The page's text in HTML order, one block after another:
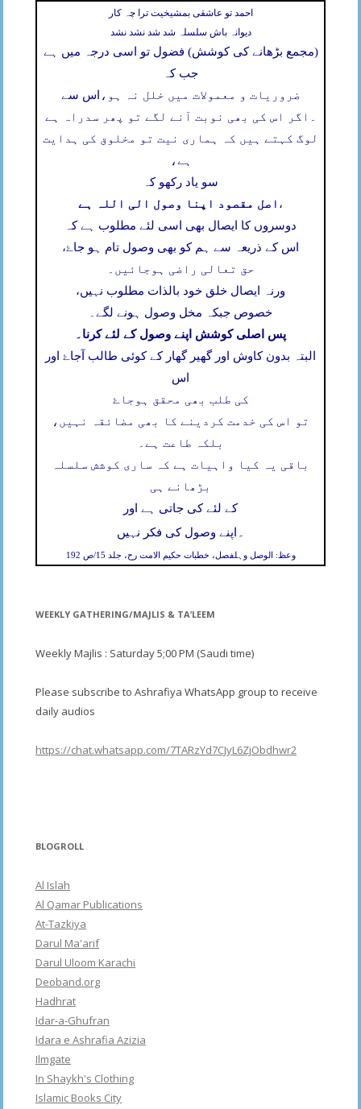
احمد تو عاشقی بمشیخیت ترا چہ کار
دیوانہ باش سلسلہ شد شد نشد نشد
(مجمع بڑھانے کی کوشش) فضول تو اسی درجہ میں ہے
جب کہ
اس سے ضروریات و معمولات میں خلل نہ ہو،
اگر اس کی بھی نوبت آنے لگے تو پھر سدراہ ہے
لوگ کہتے ہیں کہ ہماری نیت تو مخلوق کی ہدایت
ہے،
سو یاد رکھو کہ
اصل مقصود اپنا وصول الی اللہ ہے ،
دوسروں کا ایصال بھی اسی لئے مطلوب ہے کہ
اس کے ذریعہ سے ہم کو بھی وصول تام ہو جاۓ،
حق تعالی راضی ہوجائیں۔
ورنہ ایصال خلق خود بالذات مطلوب نہیں،
خصوص جبکہ مخل وصول ہونے لگے۔
پس اصلی کوشش اپنے وصول کے لئے کرنا۔
البتہ بدون کاوش اور گھیر گھار کے کوئی طالب آجاۓ اور
اس
کی طلب بھی محقق ہوجاۓ
تو اس کی خدمت کردینے کا بھی مضائقہ نہیں،
بلکہ طاعت ہے۔
باقی یہ کیا واہیات ہے کہ ساری کوشش سلسلہ
بڑھانے ہی
کے لئے کی جاتی ہے اور
اپنے وصول کی فکر نہیں ۔
وعظ: الوصل وہلفصل، خطبات حکیم الامت رح، جلد 15/ص 192
WEEKLY GATHERING/MAJLIS & TA’LEEM
Weekly Majlis : Saturday 5;00 PM (Saudi time)
Please subscribe to Ashrafiya WhatsApp group to receive
daily audios
https://chat.whatsapp.com/7TARzYd7CJyL6ZjObdhwr2
BLOGROLL
Al Islah
Al Qamar Publications
At-Tazkiya
Darul Ma'arif
Darul Uloom Karachi
Deoband.org
Hadhrat
Idar-a-Ghufran
Idara e Ashrafia Azizia
Ilmgate
In Shaykh's Clothing
Islamic Books City